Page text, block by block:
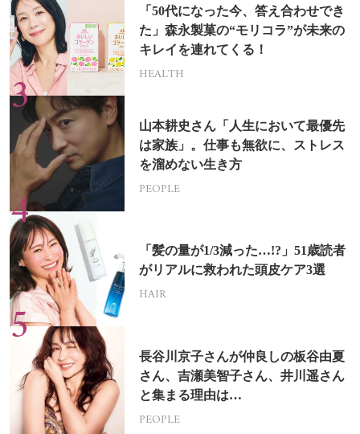
「50代になった今、答え合わせでき
た」森永製菓の“モリコラ”が未来の
キレイを連れてくる！
HEALTH
山本耕史さん「人生において最優先
は家族」。仕事も無欲に、ストレス
を溜めない生き方
PEOPLE
「髪の量が1/3減った…!?」51歳読者
がリアルに救われた頭皮ケア3選
HAIR
長谷川京子さんが仲良しの板谷由夏
さん、吉瀬美智子さん、井川遥さん
と集まる理由は…
PEOPLE